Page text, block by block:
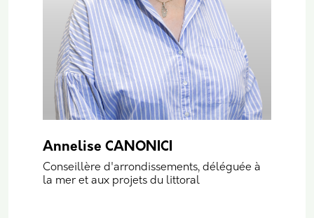
Annelise CANONICI
Conseillère d'arrondissements, déléguée à
la mer et aux projets du littoral